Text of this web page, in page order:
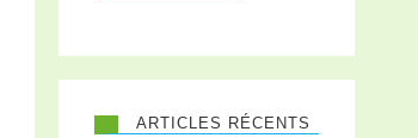
ARTICLES RÉCENTS